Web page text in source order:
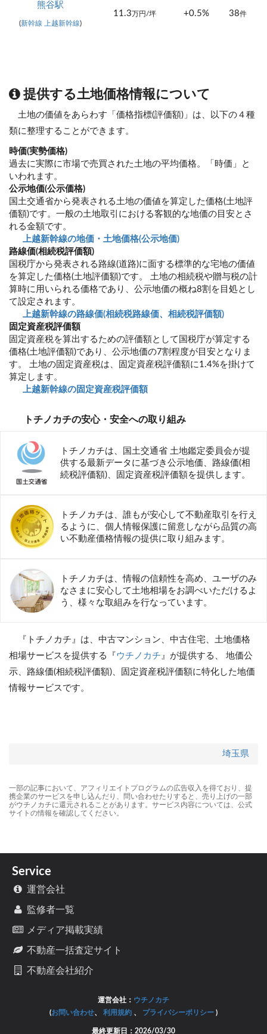
熊谷駅
(新幹線 上越新幹線)
11.3万円/坪 +0.5% 38件
提供する土地価格情報について
土地の価値をあらわす「価格指標(評価額)」は、以下の４種
類に整理することができます。
時価(実勢価格)
過去に実際に市場で売買された土地の平均価格。「時価」と
いわれます。
公示地価(公示価格)
国土交通省から発表される土地の価値を算定した価格(土地評
価額)です。一般の土地取引における客観的な地価の目安とさ
れる金額です。
上越新幹線の地価・土地価格(公示地価)
路線価(相続税評価額)
国税庁から発表される路線(道路)に面する標準的な宅地の価値
を算定した価格(土地評価額)です。 土地の相続税や贈与税の計
算時に用いられる価格であり、公示地価の概ね8割を目処とし
て設定されます。
上越新幹線の路線価(相続税路線価、相続税評価額)
固定資産税評価額
固定資産税を算出するための評価額として国税庁が算定する
価格(土地評価額)であり、公示地価の7割程度が目安となりま
す。 土地の固定資産税は、固定資産税評価額に1.4%を掛けて
算定します。
上越新幹線の固定資産税評価額
トチノカチの安心・安全への取り組み
トチノカチは、国土交通省 土地鑑定委員会が提
供する最新データに基づき公示地価、路線価(相
続税評価額)、固定資産税評価額を提供します。
トチノカチは、誰もが安心して不動産取引を行え
るように、個人情報保護に留意しながら品質の高
い不動産価格情報の提供に取り組みます。
トチノカチは、情報の信頼性を高め、ユーザのみ
なさまに安心して土地相場をお調べいただけるよ
う、様々な取組みを行なっています。
『トチノカチ』は、中古マンション、中古住宅、土地価格
相場サービスを提供する『 ウチノカチ 』が提供する、 地価公
示、路線価(相続税評価額)、固定資産税評価額に特化した地価
情報サービスです。
埼玉県
一部の記事において、アフィリエイトプログラムの広告収入を得ており、提
携企業のサービスを申し込んだり、問い合わせたりすると、売り上げの一部
がウチノカチに還元されることがあります。サービス内容については、公式
サイトの情報を確認してください。
Service
運営会社
監修者一覧
メディア掲載実績
不動産一括査定サイト
不動産会社紹介
運営会社： ウチノカチ
(お問い合わせ、 利用規約 、 プライバシーポリシー )
最終更新日： 2026/03/30